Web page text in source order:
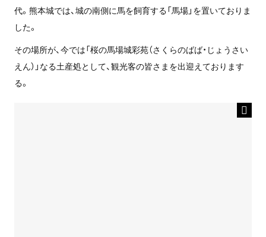
代。熊本城では、城の南側に馬を飼育する「馬場」を置いておりま
した。
その場所が、今では「桜の馬場城彩苑（さくらのばば・じょうさい
えん）」なる土産処として、観光客の皆さまを出迎えております
る。